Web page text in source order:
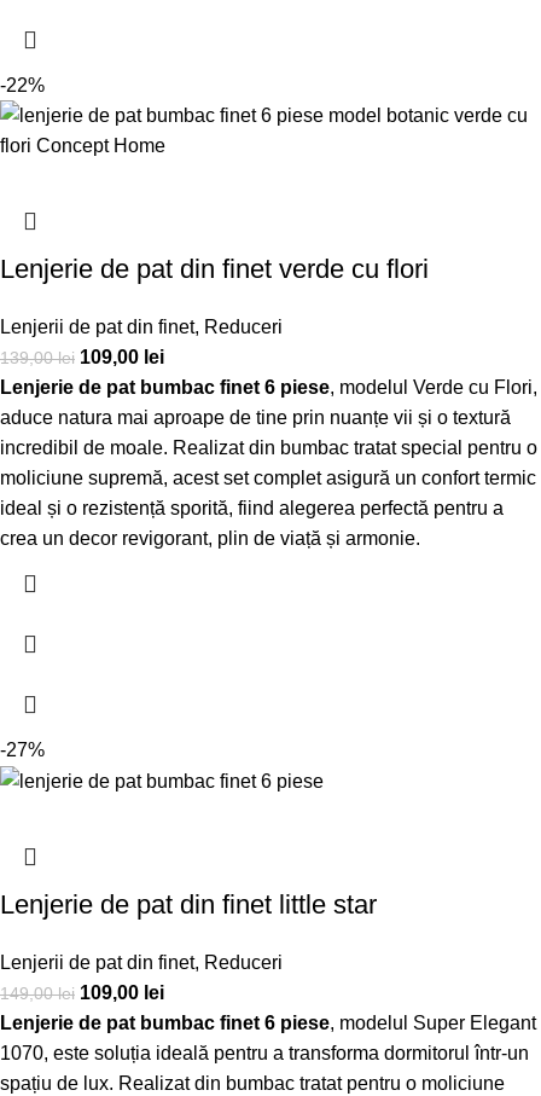
-22%
Lenjerie de pat din finet verde cu flori
Lenjerii de pat din finet, Reduceri
139,00lei 109,00 lei
Lenjerie de pat bumbac finet 6 piese, modelul Verde cu Flori,
aduce natura mai aproape de tine prin nuanțe vii și o textură
incredibil de moale. Realizat din bumbac tratat special pentru o
moliciune supremă, acest set complet asigură un confort termic
ideal și o rezistență sporită, fiind alegerea perfectă pentru a
crea un decor revigorant, plin de viață și armonie.
-27%
Lenjerie de pat din finet little star
Lenjerii de pat din finet, Reduceri
149,00lei 109,00 lei
Lenjerie de pat bumbac finet 6 piese, modelul Super Elegant
1070, este soluția ideală pentru a transforma dormitorul într-un
spațiu de lux. Realizat din bumbac tratat pentru o moliciune